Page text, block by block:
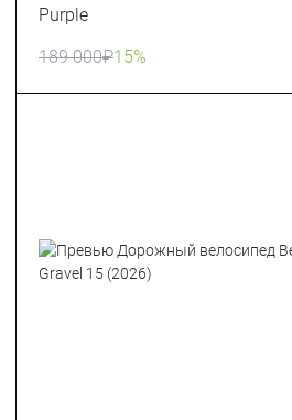
Purple
189 000₽15%